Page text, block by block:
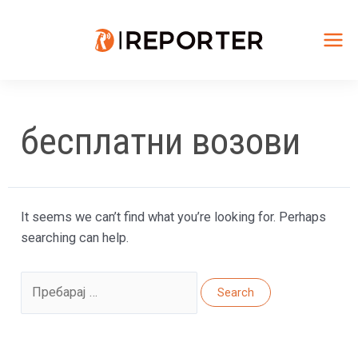
бесплатни возови
It seems we can’t find what you’re looking for. Perhaps
searching can help.